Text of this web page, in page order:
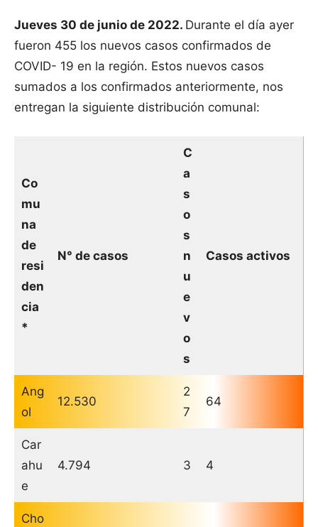
Jueves 30 de junio de 2022. Durante el día ayer
fueron 455 los nuevos casos confirmados de
COVID- 19 en la región. Estos nuevos casos
sumados a los confirmados anteriormente, nos
entregan la siguiente distribución comunal:
Co
mu
na
de
resi
den
cia
*
N° de casos
C
a
s
o
s
n
u
e
v
o
s
Casos activos
Ang
ol
12.530
2
7
64
Car
ahu
e
4.794 3 4
Cho